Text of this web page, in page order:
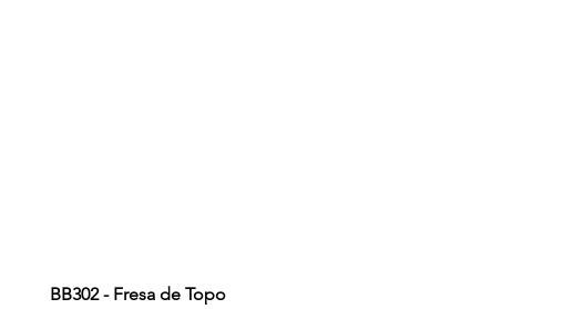
BB302 - Fresa de Topo